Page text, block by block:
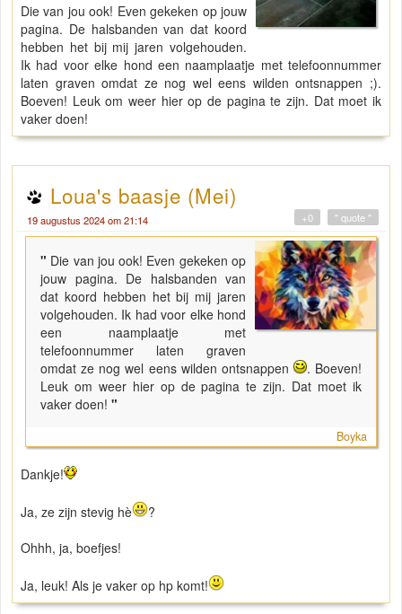
Die van jou ook! Even gekeken op jouw
pagina. De halsbanden van dat koord
hebben het bij mij jaren volgehouden.
Ik had voor elke hond een naamplaatje met telefoonnummer
laten graven omdat ze nog wel eens wilden ontsnappen ;).
Boeven! Leuk om weer hier op de pagina te zijn. Dat moet ik
vaker doen!
Loua's baasje (Mei)
19 augustus 2024 om 21:14 " quote "
+0
" Die van jou ook! Even gekeken op
jouw pagina. De halsbanden van
dat koord hebben het bij mij jaren
volgehouden. Ik had voor elke hond
een naamplaatje met
telefoonnummer laten graven
omdat ze nog wel eens wilden ontsnappen
. Boeven!
Leuk om weer hier op de pagina te zijn. Dat moet ik
vaker doen! "
Boyka
Dankje!
Ja, ze zijn stevig hè
?
Ohhh, ja, boefjes!
Ja, leuk! Als je vaker op hp komt!